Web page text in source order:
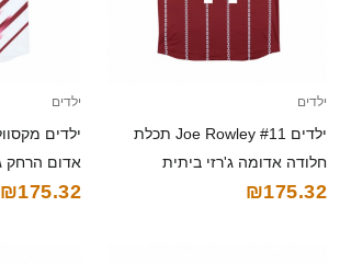
ילדים
ילדים Joe Rowley #11 תכלת
חלודה אדומה ג'רזי ביתית
2025/26 חולצה קצרה
₪175.32
ילדים
קצרה
₪175.32